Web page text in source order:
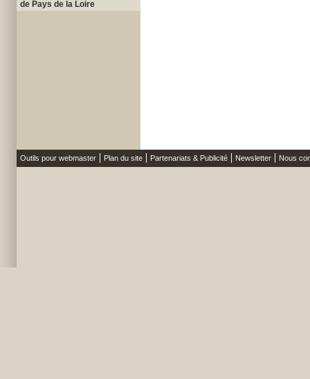
de Pays de la Loire
Outils pour webmaster Plan du site Partenariats & Publicité Newsletter Nous